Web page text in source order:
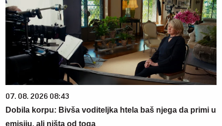
07. 08. 2026 08:43
Dobila korpu: Bivša voditeljka htela baš njega da primi u
emisiju, ali ništa od toga